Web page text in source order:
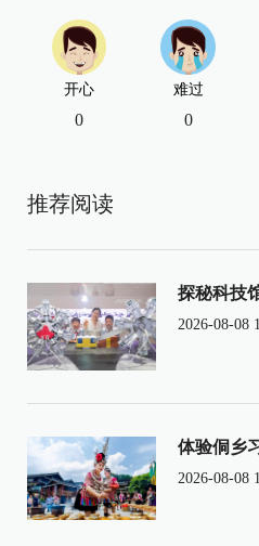
开心
0
难过
0
推荐阅读
探秘科技
2026-08-08
体验侗乡
2026-08-08